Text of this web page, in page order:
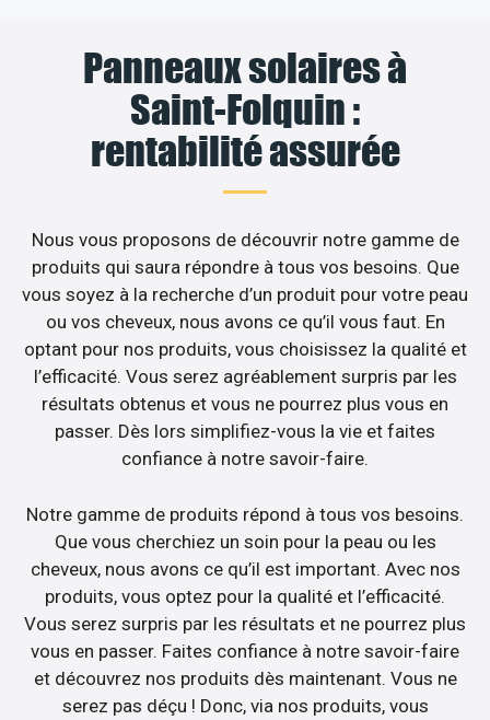
Panneaux solaires à
Saint-Folquin :
rentabilité assurée
Nous vous proposons de découvrir notre gamme de
produits qui saura répondre à tous vos besoins. Que
vous soyez à la recherche d’un produit pour votre peau
ou vos cheveux, nous avons ce qu’il vous faut. En
optant pour nos produits, vous choisissez la qualité et
l’efficacité. Vous serez agréablement surpris par les
résultats obtenus et vous ne pourrez plus vous en
passer. Dès lors simplifiez-vous la vie et faites
confiance à notre savoir-faire.
Notre gamme de produits répond à tous vos besoins.
Que vous cherchiez un soin pour la peau ou les
cheveux, nous avons ce qu’il est important. Avec nos
produits, vous optez pour la qualité et l’efficacité.
Vous serez surpris par les résultats et ne pourrez plus
vous en passer. Faites confiance à notre savoir-faire
et découvrez nos produits dès maintenant. Vous ne
serez pas déçu ! Donc, via nos produits, vous